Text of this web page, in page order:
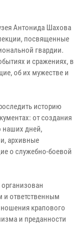
Антонида Шахова
посвященные
гвардии.
и сражениях, в
об их мужестве и
историю
от создания
наших дней,
архивные
о служебно-боевой
ответственным
крапового
и преданности